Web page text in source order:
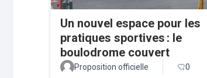
Un nouvel espace pour les
pratiques sportives : le
boulodrome couvert
Proposition officielle 0